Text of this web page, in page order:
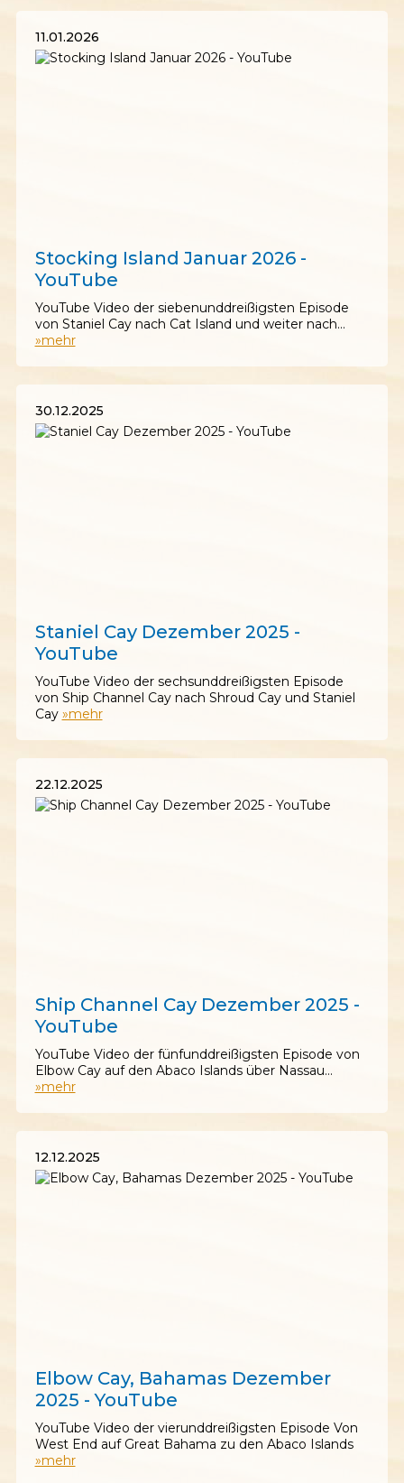
11.01.2026
Stocking Island Januar 2026 -
YouTube
YouTube Video der siebenunddreißigsten Episode
von Staniel Cay nach Cat Island und weiter nach…
»mehr
30.12.2025
Staniel Cay Dezember 2025 -
YouTube
YouTube Video der sechsunddreißigsten Episode
von Ship Channel Cay nach Shroud Cay und Staniel
Cay »mehr
22.12.2025
Ship Channel Cay Dezember 2025 -
YouTube
YouTube Video der fünfunddreißigsten Episode von
Elbow Cay auf den Abaco Islands über Nassau…
»mehr
12.12.2025
Elbow Cay, Bahamas Dezember
2025 - YouTube
YouTube Video der vierunddreißigsten Episode Von
West End auf Great Bahama zu den Abaco Islands
»mehr